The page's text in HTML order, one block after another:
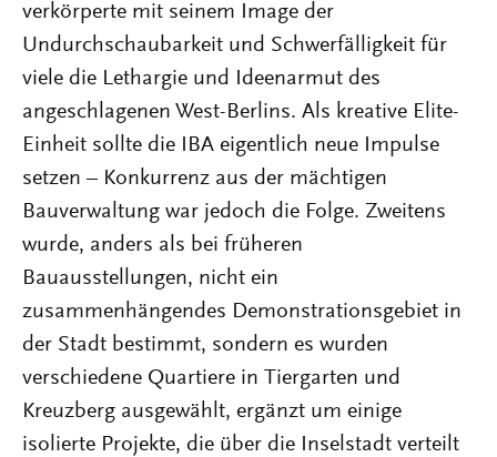
verkörperte mit seinem Image der
Undurchschaubarkeit und Schwerfälligkeit für
viele die Lethargie und Ideenarmut des
angeschlagenen West-Berlins. Als kreative Elite-
Einheit sollte die IBA eigentlich neue Impulse
setzen – Konkurrenz aus der mächtigen
Bauverwaltung war jedoch die Folge. Zweitens
wurde, anders als bei früheren
Bauausstellungen, nicht ein
zusammenhängendes Demonstrationsgebiet in
der Stadt bestimmt, sondern es wurden
verschiedene Quartiere in Tiergarten und
Kreuzberg ausgewählt, ergänzt um einige
isolierte Projekte, die über die Inselstadt verteilt